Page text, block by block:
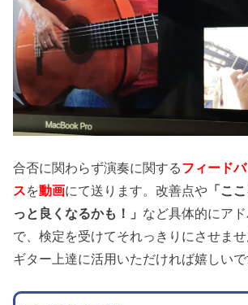
合否に関わらず演奏に関するフィード
スを動画にて送ります。改善点や 「こ
っと良くなるかも！」 など具体的にア
で、検定を受けてそれっきりにさせま
ギター上達に活用いただければ嬉しいで